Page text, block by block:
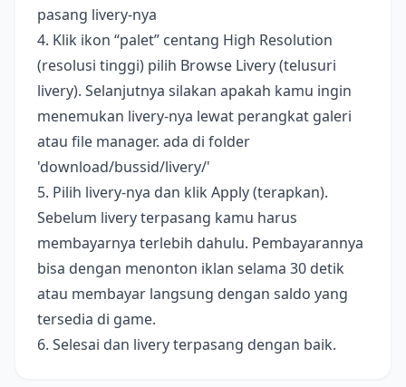
pasang livery-nya
4. Klik ikon “palet” centang High Resolution
(resolusi tinggi) pilih Browse Livery (telusuri
livery). Selanjutnya silakan apakah kamu ingin
menemukan livery-nya lewat perangkat galeri
atau file manager. ada di folder
'download/bussid/livery/'
5. Pilih livery-nya dan klik Apply (terapkan).
Sebelum livery terpasang kamu harus
membayarnya terlebih dahulu. Pembayarannya
bisa dengan menonton iklan selama 30 detik
atau membayar langsung dengan saldo yang
tersedia di game.
6. Selesai dan livery terpasang dengan baik.